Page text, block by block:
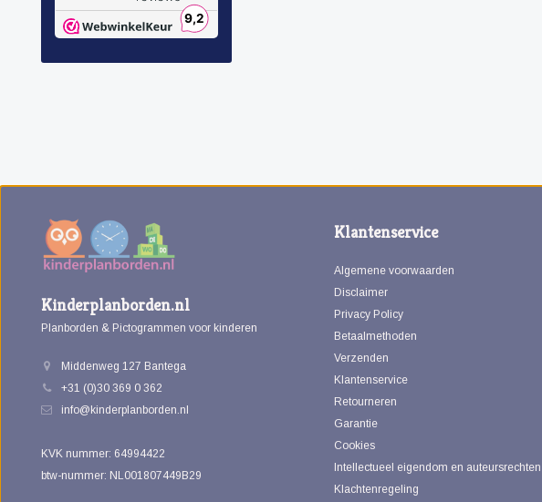
Kinderplanborden.nl
Planborden & Pictogrammen voor kinderen
Middenweg 127 Bantega
+31 (0)30 369 0 362
info@kinderplanborden.nl
KVK nummer: 64994422
btw-nummer: NL001807449B29
Klantenservice
Algemene voorwaarden
Disclaimer
Privacy Policy
Betaalmethoden
Verzenden
Klantenservice
Retourneren
Garantie
Cookies
Intellectueel eigendom en auteursrechten
Klachtenregeling